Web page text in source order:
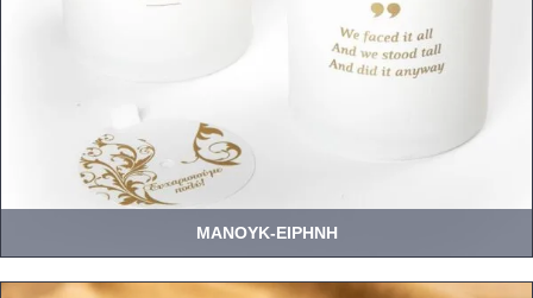
ΜΑΝΟΥΚ-ΕΙΡΗΝΗ